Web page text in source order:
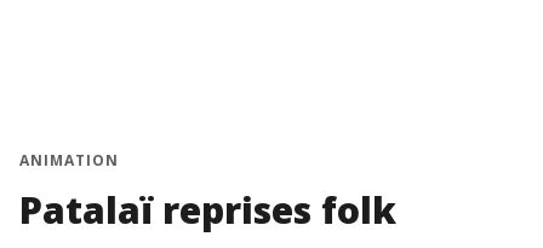
ANIMATION
Patalaï reprises folk